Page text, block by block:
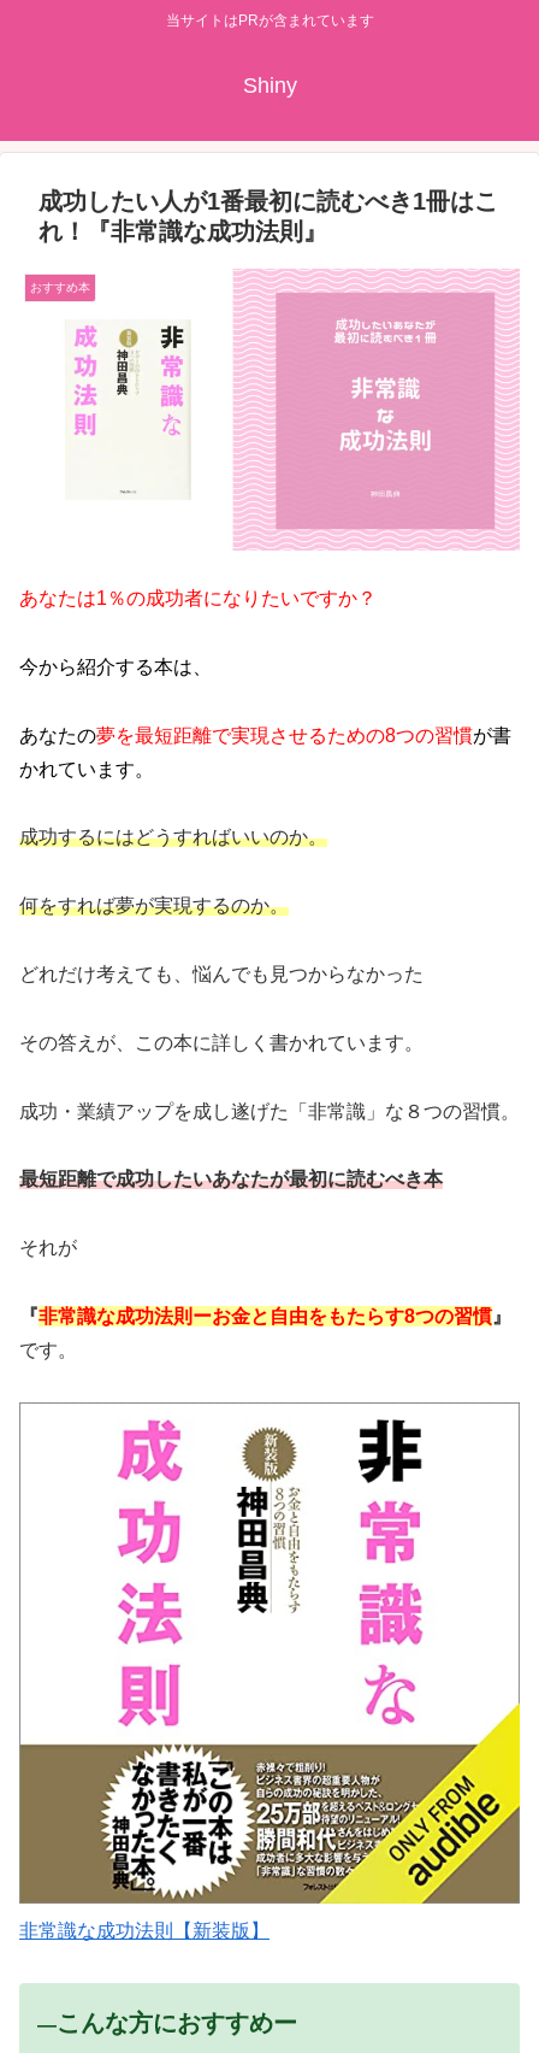
当サイトはPRが含まれています
Shiny
成功したい人が1番最初に読むべき1冊はこ
れ！『非常識な成功法則』
おすすめ本
あなたは1％の成功者になりたいですか？
今から紹介する本は、
あなたの夢を最短距離で実現させるための8つの習慣が書
かれています。
成功するにはどうすればいいのか。
何をすれば夢が実現するのか。
どれだけ考えても、悩んでも見つからなかった
その答えが、この本に詳しく書かれています。
成功・業績アップを成し遂げた「非常識」な８つの習慣。
最短距離で成功したいあなたが最初に読むべき本
それが
『非常識な成功法則ーお金と自由をもたらす8つの習慣』
です。
非常識な成功法則【新装版】
―こんな方におすすめー